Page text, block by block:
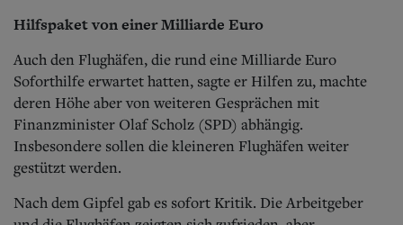
Hilfspaket von einer Milliarde Euro
Auch den Flughäfen, die rund eine Milliarde Euro
Soforthilfe erwartet hatten, sagte er Hilfen zu, machte
deren Höhe aber von weiteren Gesprächen mit
Finanzminister Olaf Scholz (SPD) abhängig.
Insbesondere sollen die kleineren Flughäfen weiter
gestützt werden.
Nach dem Gipfel gab es sofort Kritik. Die Arbeitgeber